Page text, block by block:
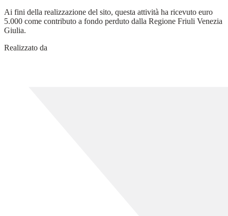
Ai fini della realizzazione del sito, questa attività ha ricevuto euro
5.000 come contributo a fondo perduto dalla Regione Friuli Venezia
Giulia.
Realizzato da